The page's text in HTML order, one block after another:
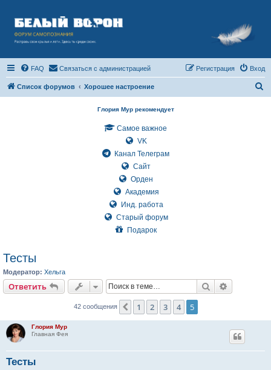
FAQ Связаться с администрацией Вход
Регистрация
Список форумов Хорошее настроение
Глория Мур рекомендует
Самое важное
VK
Канал Телеграм
Сайт
Орден
Академия
Инд. работа
Старый форум
Подарок
Тесты
Модератор: Хельга
Ответить Поиск
42 сообщения Пред.
1 2 3 4 5
Глория Мур
Главная Фея
Тесты